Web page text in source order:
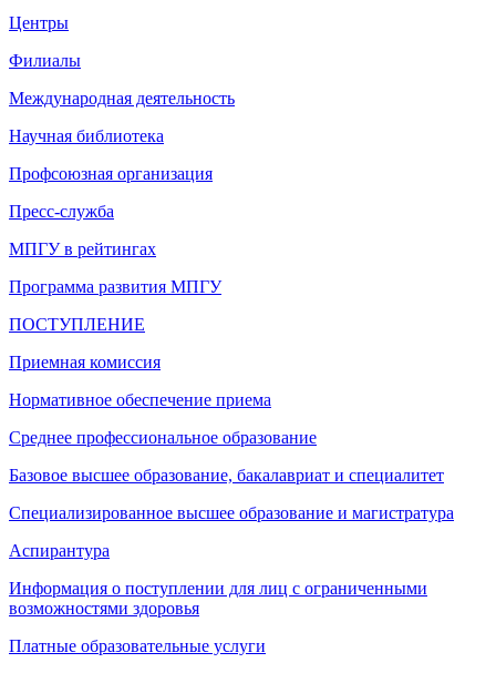
Центры
Филиалы
Международная деятельность
Научная библиотека
Профсоюзная организация
Пресс-служба
МПГУ в рейтингах
Программа развития МПГУ
ПОСТУПЛЕНИЕ
Приемная комиссия
Нормативное обеспечение приема
Среднее профессиональное образование
Базовое высшее образование, бакалавриат и специалитет
Специализированное высшее образование и магистратура
Аспирантура
Информация о поступлении для лиц с ограниченными
возможностями здоровья
Платные образовательные услуги